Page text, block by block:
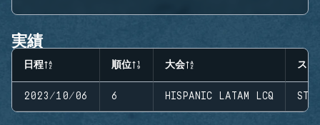
実績
日程 順位 大会 ステ
2023/10/06 6 HISPANIC LATAM LCQ